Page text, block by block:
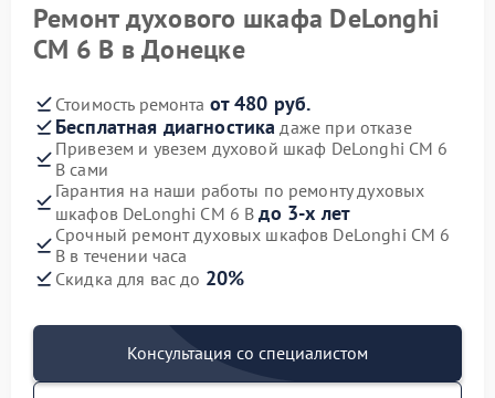
Ремонт духового шкафа DeLonghi
CM 6 B в Донецке
Стоимость ремонта от 480 руб.
Бесплатная диагностика даже при отказе
Привезем и увезем духовой шкаф DeLonghi CM 6
B сами
Гарантия на наши работы по ремонту духовых
шкафов DeLonghi CM 6 Bдо 3-х лет
Срочный ремонт духовых шкафов DeLonghi CM 6
B в течении часа
Скидка для вас до 20%
Консультация со специалистом